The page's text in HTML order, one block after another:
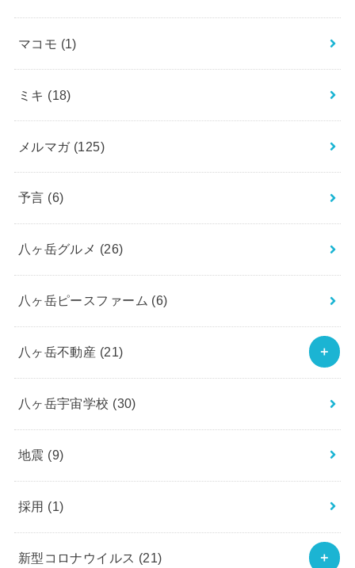
マコモ (1)
ミキ (18)
メルマガ (125)
予言 (6)
八ヶ岳グルメ (26)
八ヶ岳ピースファーム (6)
八ヶ岳不動産 (21)
八ヶ岳宇宙学校 (30)
地震 (9)
採用 (1)
新型コロナウイルス (21)